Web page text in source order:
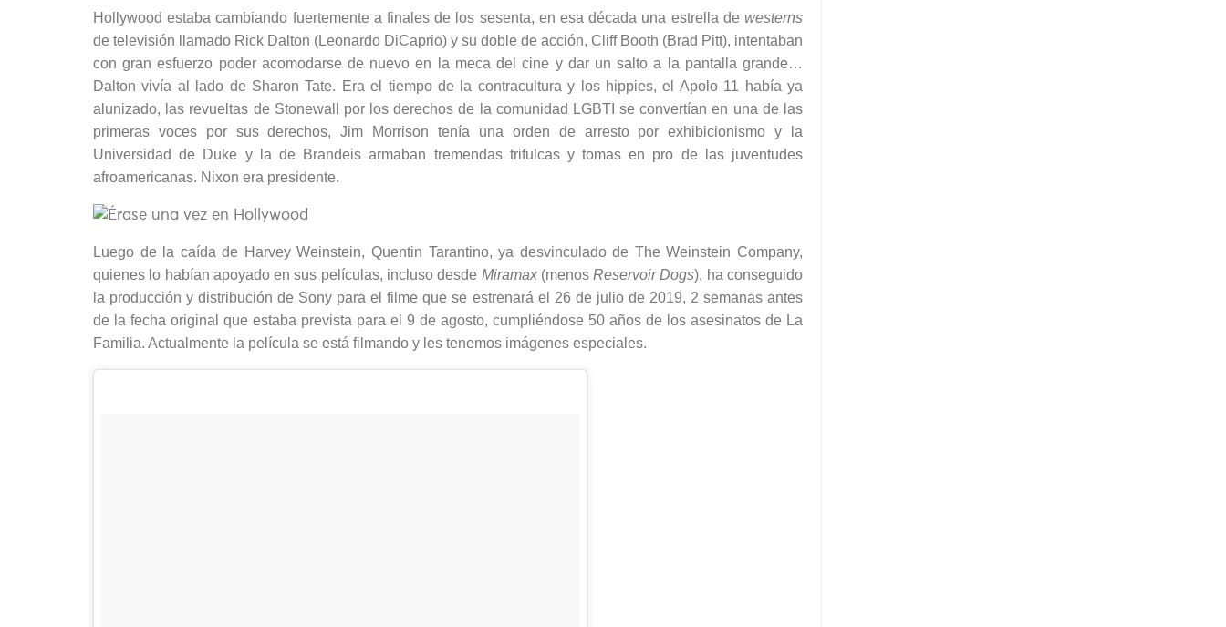
Hollywood estaba cambiando fuertemente a finales de los sesenta, en esa década una estrella de westerns
de televisión llamado Rick Dalton (Leonardo DiCaprio) y su doble de acción, Cliff Booth (Brad Pitt), intentaban
con gran esfuerzo poder acomodarse de nuevo en la meca del cine y dar un salto a la pantalla grande…
Dalton vivía al lado de Sharon Tate. Era el tiempo de la contracultura y los hippies, el Apolo 11 había ya
alunizado, las revueltas de Stonewall por los derechos de la comunidad LGBTI se convertían en una de las
primeras voces por sus derechos, Jim Morrison tenía una orden de arresto por exhibicionismo y la
Universidad de Duke y la de Brandeis armaban tremendas trifulcas y tomas en pro de las juventudes
afroamericanas. Nixon era presidente.
Luego de la caída de Harvey Weinstein, Quentin Tarantino, ya desvinculado de The Weinstein Company,
quienes lo habían apoyado en sus películas, incluso desde Miramax (menosReservoir Dogs), ha conseguido
la producción y distribución de Sony para el filme que se estrenará el 26 de julio de 2019, 2 semanas antes
de la fecha original que estaba prevista para el 9 de agosto, cumpliéndose 50 años de los asesinatos de La
Familia. Actualmente la película se está filmando y les tenemos imágenes especiales.